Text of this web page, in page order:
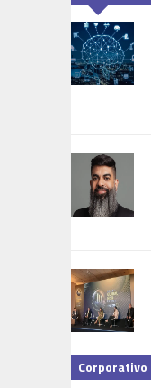
Corporativo